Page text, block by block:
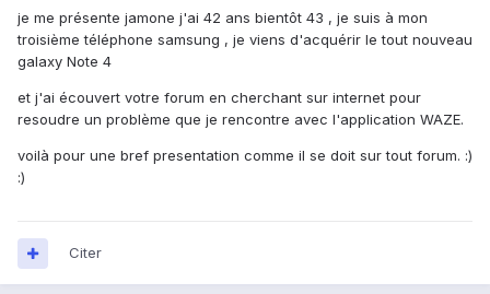
je me présente jamone j'ai 42 ans bientôt 43 , je suis à mon
troisième téléphone samsung , je viens d'acquérir le tout nouveau
galaxy Note 4
et j'ai écouvert votre forum en cherchant sur internet pour
resoudre un problème que je rencontre avec l'application WAZE.
voilà pour une bref presentation comme il se doit sur tout forum. :)
:)
Citer